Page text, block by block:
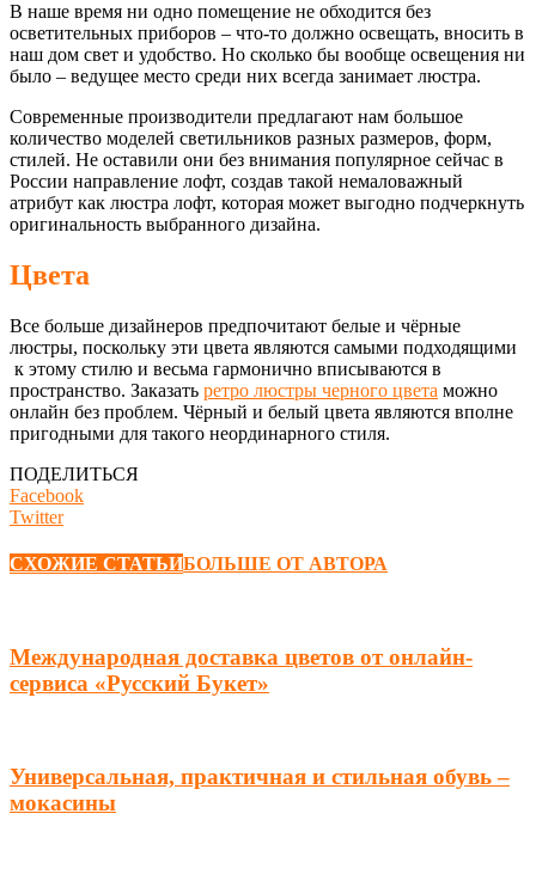
В наше время ни одно помещение не обходится без
осветительных приборов – что-то должно освещать, вносить в
наш дом свет и удобство. Но сколько бы вообще освещения ни
было – ведущее место среди них всегда занимает люстра.
Современные производители предлагают нам большое
количество моделей светильников разных размеров, форм,
стилей. Не оставили они без внимания популярное сейчас в
России направление лофт, создав такой немаловажный
атрибут как люстра лофт, которая может выгодно подчеркнуть
оригинальность выбранного дизайна.
Цвета
Все больше дизайнеров предпочитают белые и чёрные
люстры, поскольку эти цвета являются самыми подходящими
к этому стилю и весьма гармонично вписываются в
пространство. Заказать ретро люстры черного цвета можно
онлайн без проблем. Чёрный и белый цвета являются вполне
пригодными для такого неординарного стиля.
ПОДЕЛИТЬСЯ
Facebook
Twitter
СХОЖИЕ СТАТЬИБОЛЬШЕ ОТ АВТОРА
Международная доставка цветов от онлайн-
сервиса «Русский Букет»
Универсальная, практичная и стильная обувь –
мокасины